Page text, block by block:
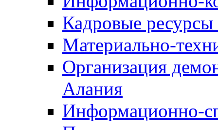
Кадровые
Материально-
Организация
Алания
Информационно-